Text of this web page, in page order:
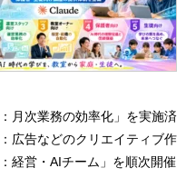
月次業務の効率化」を実施済
広告などのクリエイティブ作
経営・AIチーム」を順次開催